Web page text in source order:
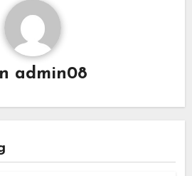
admin08